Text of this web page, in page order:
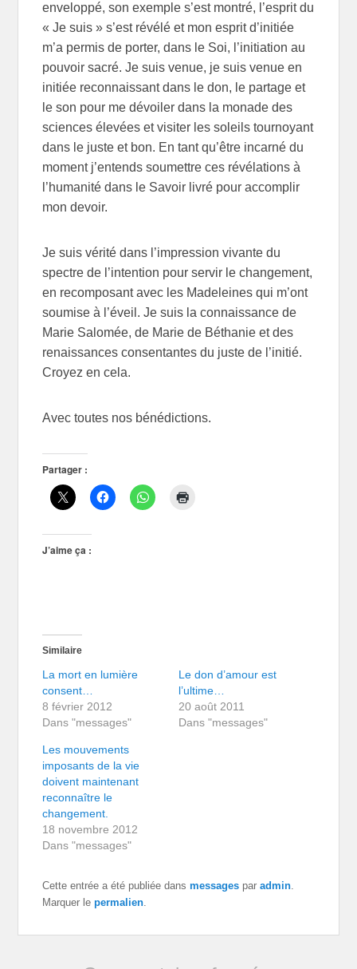
enveloppé, son exemple s’est montré, l’esprit du
« Je suis » s’est révélé et mon esprit d’initiée
m’a permis de porter, dans le Soi, l’initiation au
pouvoir sacré. Je suis venue, je suis venue en
initiée reconnaissant dans le don, le partage et
le son pour me dévoiler dans la monade des
sciences élevées et visiter les soleils tournoyant
dans le juste et bon. En tant qu’être incarné du
moment j’entends soumettre ces révélations à
l’humanité dans le Savoir livré pour accomplir
mon devoir.
Je suis vérité dans l’impression vivante du
spectre de l’intention pour servir le changement,
en recomposant avec les Madeleines qui m’ont
soumise à l’éveil. Je suis la connaissance de
Marie Salomée, de Marie de Béthanie et des
renaissances consentantes du juste de l’initié.
Croyez en cela.
Avec toutes nos bénédictions.
Partager :
J’aime ça :
Similaire
La mort en lumière
consent…
8 février 2012
Dans "messages"
Le don d’amour est
l’ultime…
20 août 2011
Dans "messages"
Les mouvements
imposants de la vie
doivent maintenant
reconnaître le
changement.
18 novembre 2012
Dans "messages"
Cette entrée a été publiée dansmessages paradmin.
Marquer lepermalien.